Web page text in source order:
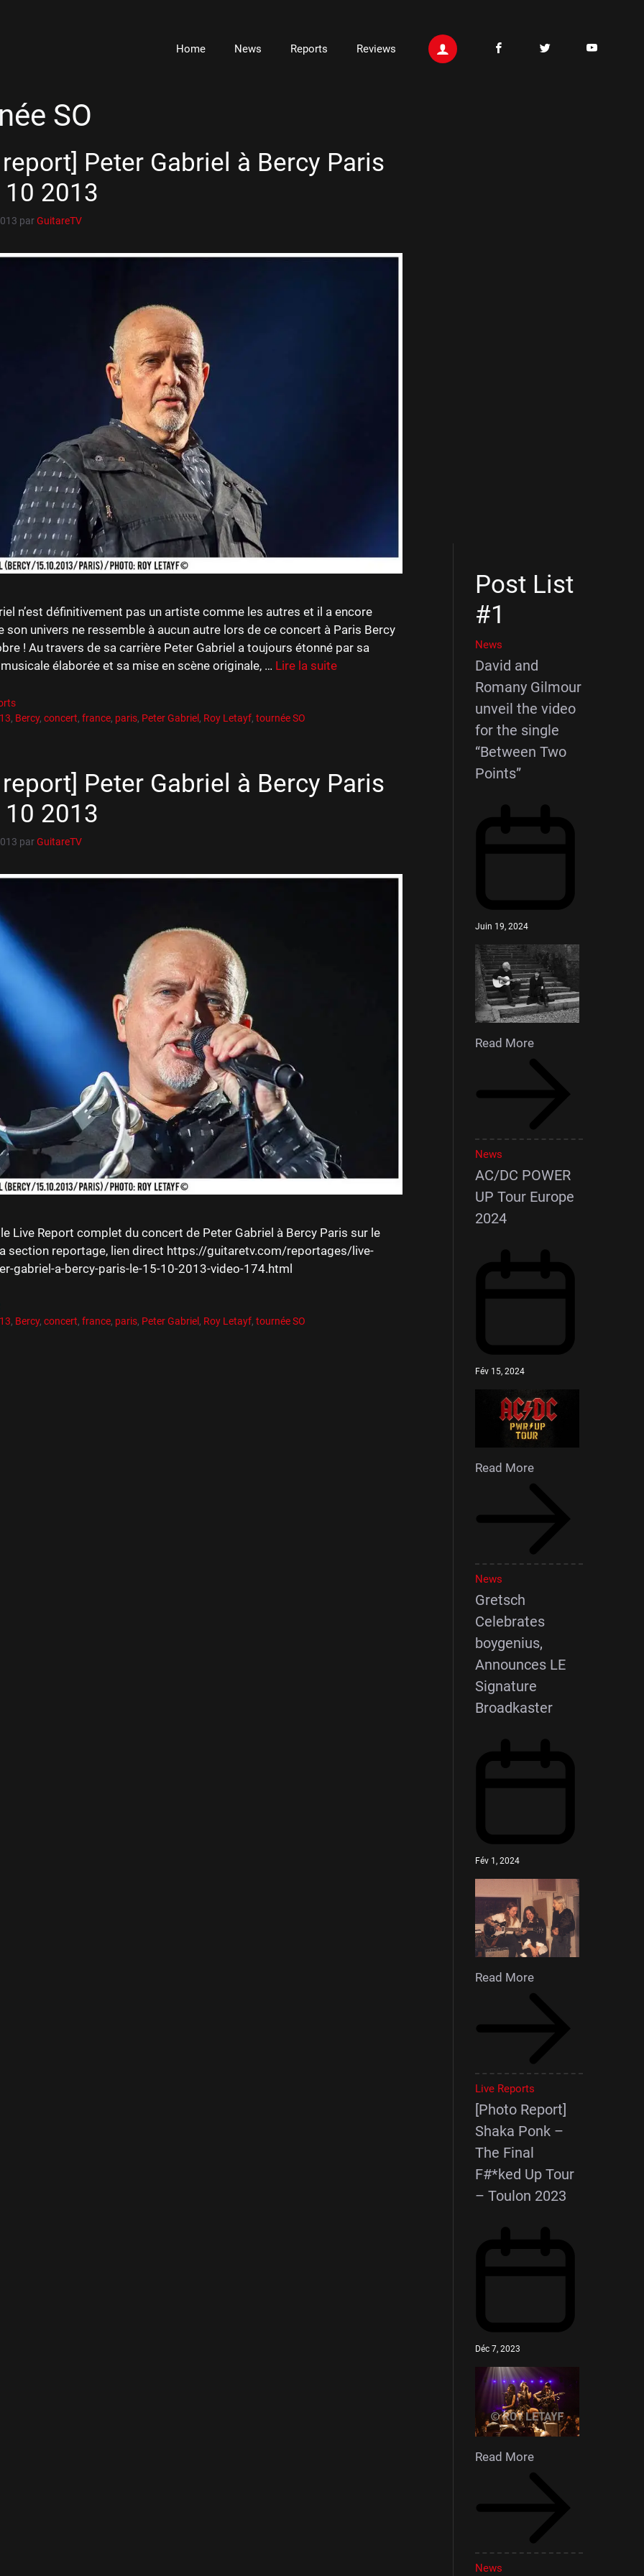
Home News Reports Reviews
SO
Peter Gabriel à Bercy Paris
10 2013
parGuitareTV
n’est définitivement pas un artiste comme les autres et il a encore
son univers ne ressemble à aucun autre lors de ce concert à Paris Bercy
! Au travers de sa carrière Peter Gabriel a toujours étonné par sa
élaborée et sa mise en scène originale, … Lire la suite
, Bercy,concert,france, paris, Peter Gabriel , Roy Letayf,tournée SO
Peter Gabriel à Bercy Paris
10 2013
parGuitareTV
Live Report complet du concert de Peter Gabriel à Bercy Paris sur le
section reportage, lien direct https://guitaretv.com/reportages/live-
gabriel-a-bercy-paris-le-15-10-2013-video-174.html
, Bercy,concert,france, paris, Peter Gabriel , Roy Letayf,tournée SO
Post List
#1
News
David and
Romany Gilmour
unveil the video
for the single
“Between Two
Points”
Juin 19, 2024
Read More
News
AC/DC POWER
UP Tour Europe
2024
Fév 15, 2024
Read More
News
Gretsch
Celebrates
boygenius,
Announces LE
Signature
Broadkaster
Fév 1, 2024
Read More
Live Reports
[Photo Report]
Shaka Ponk –
The Final
F#*ked Up Tour
– Toulon 2023
Déc 7, 2023
Read More
News